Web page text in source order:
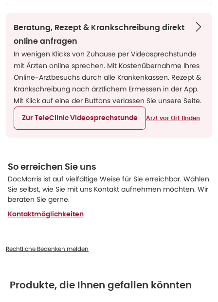
Beratung, Rezept & Krankschreibung direkt
online anfragen
In wenigen Klicks von Zuhause per Videosprechstunde
mit Ärzten online sprechen. Mit Kostenübernahme Ihres
Online-Arztbesuchs durch alle Krankenkassen. Rezept &
Krankschreibung nach ärztlichem Ermessen in der App.
Mit Klick auf eine der Buttons verlassen Sie unsere Seite.
Zur TeleClinic Videosprechstunde Arzt vor Ort finden
So erreichen Sie uns
DocMorris ist auf vielfältige Weise für Sie erreichbar. Wählen
Sie selbst, wie Sie mit uns Kontakt aufnehmen möchten. Wir
beraten Sie gerne.
Kontaktmöglichkeiten
Rechtliche Bedenken melden
Produkte, die Ihnen gefallen könnten